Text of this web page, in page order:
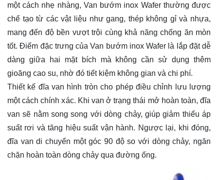
một cách nhẹ nhàng, Van bướm inox Wafer thường được
chế tạo từ các vật liệu như gang, thép không gỉ và nhựa,
mang đến độ bền vượt trội cùng khả năng chống ăn mòn
tốt. Điểm đặc trưng của Van bướm inox Wafer là lắp đặt dễ
dàng giữa hai mặt bích mà không cần sử dụng thêm
gioăng cao su, nhờ đó tiết kiệm không gian và chi phí.
Thiết kế đĩa van hình tròn cho phép điều chỉnh lưu lượng
một cách chính xác. Khi van ở trạng thái mở hoàn toàn, đĩa
van sẽ nằm song song với dòng chảy, giúp giảm thiểu áp
suất rơi và tăng hiệu suất vận hành. Ngược lại, khi đóng,
đĩa van di chuyển một góc 90 độ so với dòng chảy, ngăn
chặn hoàn toàn dòng chảy qua đường ống.